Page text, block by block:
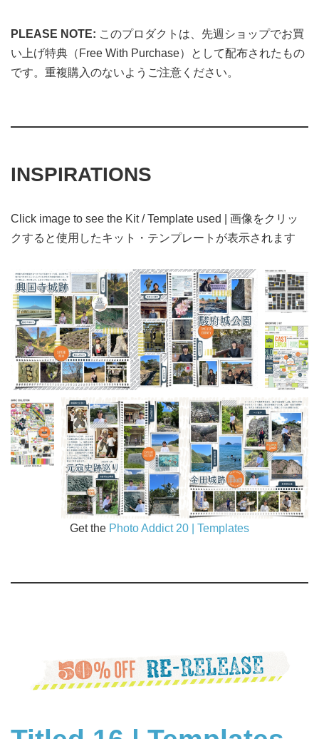
PLEASE NOTE: このプロダクトは、先週ショップでお買
い上げ特典（Free With Purchase）として配布されたもの
です。重複購入のないようご注意ください。
INSPIRATIONS
Click image to see the Kit / Template used | 画像をクリッ
クすると使用したキット・テンプレートが表示されます
Get the Photo Addict 20 | Templates